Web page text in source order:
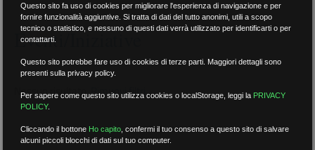
Eventi/Iniziative
Nessun risultato.Rimuovi filtri
Questo sito fa uso di cookies per migliorare l'esperienza di navigazione e per
fornire funzionalità aggiuntive. Si tratta di dati del tutto anonimi, utili a scopo
tecnico o statistico, e nessuno di questi dati verrà utilizzato per identificarti o per
contattarti.
Questo sito potrebbe fare uso di cookies di terze parti. Maggiori dettagli sono
presenti sulla privacy policy.
Per sapere come questo sito utilizza cookies o localStorage, leggi la PRIVACY
POLICY.
Cliccando il bottone Ho capito ,confermi il tuo consenso a questo sito di salvare
alcuni piccoli blocchi di dati sul tuo computer.